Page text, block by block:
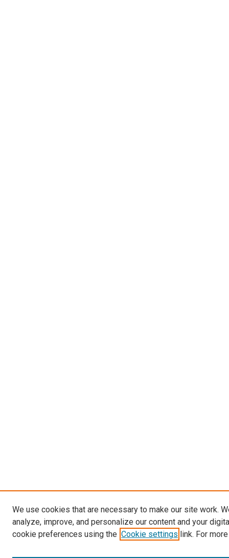
We use cookies that are necessary to make our site work.
analyze, improve, and personalize our content and your
cookie preferences using the Cookie settings link. For